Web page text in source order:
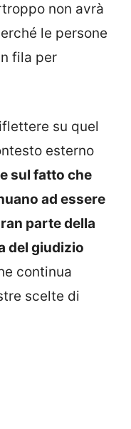
non avrà
le persone
fila per
su quel
esterno
sul fatto che
ad essere
parte della
del giudizio
continua
scelte di